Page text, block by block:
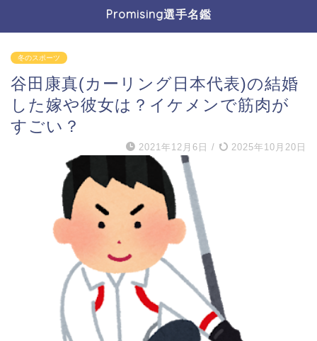
Promising選手名鑑
冬のスポーツ
谷田康真(カーリング日本代表)の結婚
した嫁や彼女は？イケメンで筋肉が
すごい？
2021年12月6日 / 2025年10月20日